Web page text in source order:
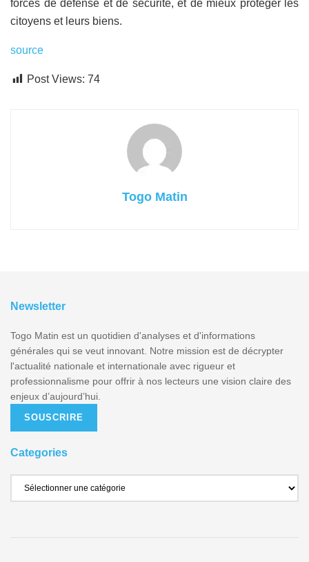
forces de défense et de sécurité, et de mieux protéger les
citoyens et leurs biens.
source
Post Views: 74
Togo Matin
Newsletter
Togo Matin est un quotidien d'analyses et d'informations
générales qui se veut innovant. Notre mission est de décrypter
l'actualité nationale et internationale avec rigueur et
professionnalisme pour offrir à nos lecteurs une vision claire des
enjeux d’aujourd’hui.
SOUSCRIRE
Categories